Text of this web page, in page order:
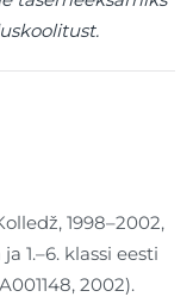
1998–2002,
1.–6. klassi eesti
2002).